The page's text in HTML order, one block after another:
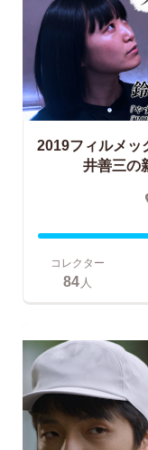
2019フィルメッ
井善三の
コレクター
84 人